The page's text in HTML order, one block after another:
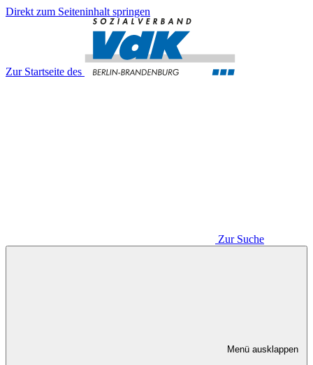
Direkt zum Seiteninhalt springen
Zur Startseite des
Zur Suche
Menü ausklappen